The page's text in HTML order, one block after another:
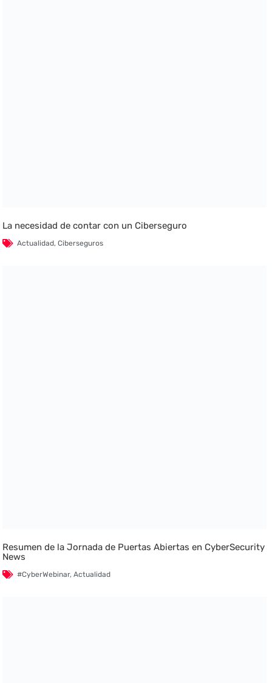
La necesidad de contar con un Ciberseguro
Actualidad,Ciberseguros
Resumen de la Jornada de Puertas Abiertas en CyberSecurity
News
#CyberWebinar,Actualidad